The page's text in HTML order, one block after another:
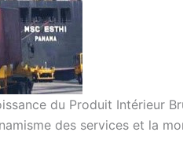
du Produit Intérieur
des services et la